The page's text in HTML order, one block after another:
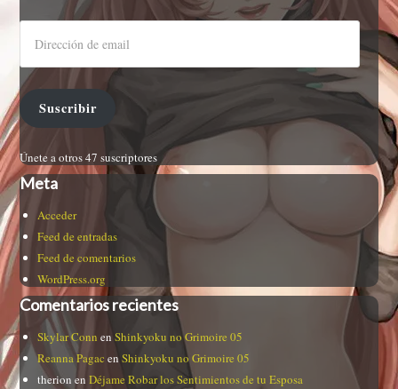
Suscribir
Únete a otros 47 suscriptores
Meta
Acceder
Feed de entradas
Feed de comentarios
WordPress.org
Comentarios recientes
Skylar Conn enShinkyoku no Grimoire 05
Reanna Pagac enShinkyoku no Grimoire 05
therion enDéjame Robar los Sentimientos de tu Esposa